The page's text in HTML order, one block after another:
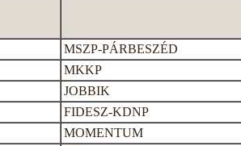
MSZP-PÁRBESZÉD
MKKP
JOBBIK
FIDESZ-KDNP
MOMENTUM